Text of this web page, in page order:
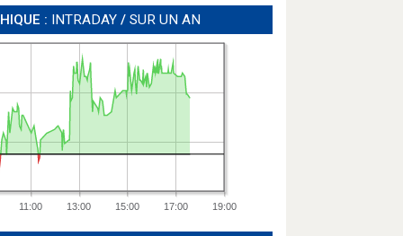
: INTRADAY /SUR UN AN
11:00 13:00 15:00 17:00 19:00